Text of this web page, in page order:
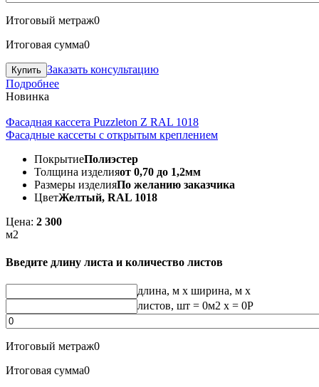
Итоговый метраж0
Итоговая сумма0
Заказать консультацию
Подробнее
Новинка
Фасадная кассета Puzzleton Z RAL 1018
Фасадные кассеты с открытым креплением
ПокрытиеПолиэстер
Толщина изделияот 0,70 до 1,2мм
Размеры изделияПо желанию заказчика
ЦветЖелтый, RAL 1018
Цена: 2 300
м2
Введите длину листа и количество листов
длина, м x ширина, м x
листов, шт = 0м2 x = 0Р
Итоговый метраж0
Итоговая сумма0